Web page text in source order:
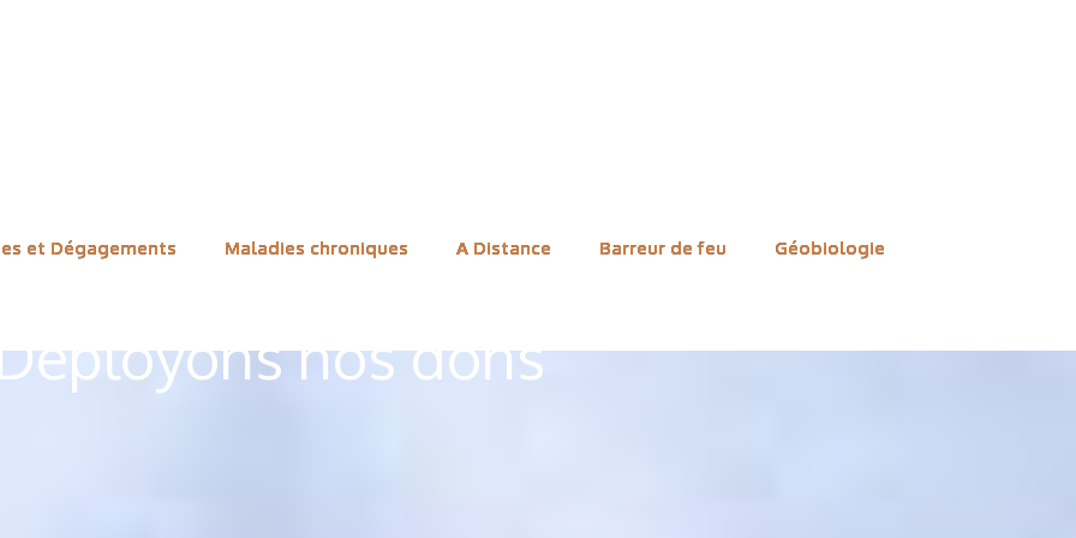
et Dégagements Maladies chroniques A Distance Barreur de feu Géobiologie
nos dons